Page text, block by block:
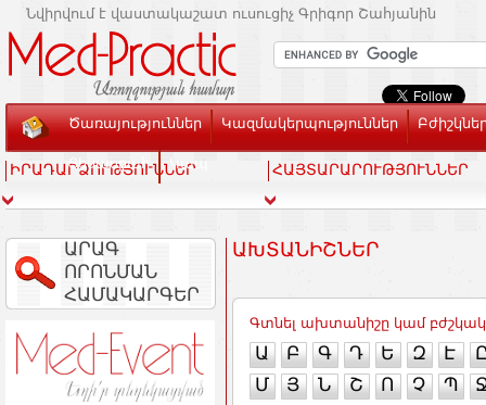
Նվիրվում է վաստակաշատ ուսուցիչ Գրիգոր Շահյանին
Ծառայություններ Կազմակերպություններ
Տեսասրահ Կապ
ԻՐԱԴԱՐՁՈՒԹՅՈՒՆՆԵՐ ՀԱՅՏԱՐԱՐՈՒԹՅՈՒՆՆԵՐ
ԱՐԱԳ
ՈՐՈՆՄԱՆ
ՀԱՄԱԿԱՐԳԵՐ
ԱԽՏԱՆԻՇՆԵՐ
Գտնել ախտանիշը կամ
Ա Բ Գ Դ Ե Զ Է
Մ
Յ Ն Շ Ո Չ Պ